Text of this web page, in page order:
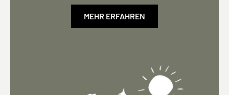
MEHR ERFAHREN